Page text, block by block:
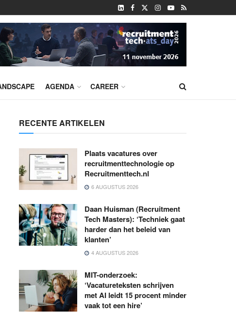
AGENDA CAREER
RECENTE ARTIKELEN
Plaats vacatures over
recruitmenttechnologie op
Recruitmenttech.nl
6 AUGUSTUS 2026
Daan Huisman (Recruitment
Tech Masters): ‘Techniek gaat
harder dan het beleid van
klanten’
4 AUGUSTUS 2026
MIT-onderzoek:
‘Vacatureteksten schrijven
met AI leidt 15 procent minder
vaak tot een hire’